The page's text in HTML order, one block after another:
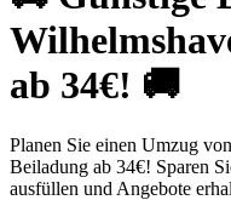
ab 34€! 🚚
Planen Sie einen Umzug
Beiladung ab 34€! Sparen
ausfüllen und Angebote